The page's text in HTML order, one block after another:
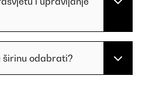
širinu odabrati?